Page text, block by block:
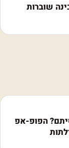
גבינה שוברות
הפופ-אפ